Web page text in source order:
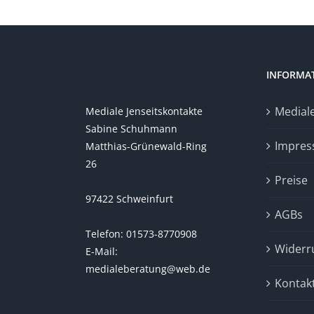
Mediale Jenseitskontakte
Sabine Schuhmann
Matthias-Grünewald-Ring
26
97422 Schweinfurt
Telefon: 01573-8770908
E-Mail:
medialeberatung@web.de
Preise
AGBs